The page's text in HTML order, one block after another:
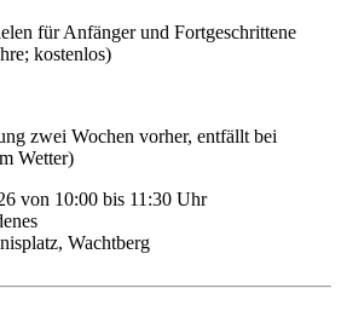
für Anfänger und Fortgeschrittene
kostenlos)
zwei Wochen vorher, entfällt bei
Wetter)
von 10:00 bis 11:30 Uhr
Wachtberg